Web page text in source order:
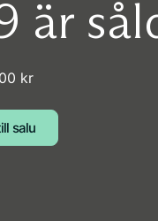
är
kr
salu